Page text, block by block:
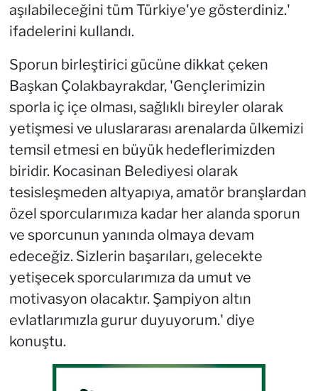
aşılabileceğini tüm Türkiye'ye gösterdiniz.'
ifadelerini kullandı.
Sporun birleştirici gücüne dikkat çeken
Başkan Çolakbayrakdar, 'Gençlerimizin
sporla iç içe olması, sağlıklı bireyler olarak
yetişmesi ve uluslararası arenalarda ülkemizi
temsil etmesi en büyük hedeflerimizden
biridir. Kocasinan Belediyesi olarak
tesisleşmeden altyapıya, amatör branşlardan
özel sporcularımıza kadar her alanda sporun
ve sporcunun yanında olmaya devam
edeceğiz. Sizlerin başarıları, gelecekte
yetişecek sporcularımıza da umut ve
motivasyon olacaktır. Şampiyon altın
evlatlarımızla gurur duyuyorum.' diye
konuştu.